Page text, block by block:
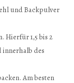
und Backpulver
Hierfür 1,5 bis 2
innerhalb des
Am besten